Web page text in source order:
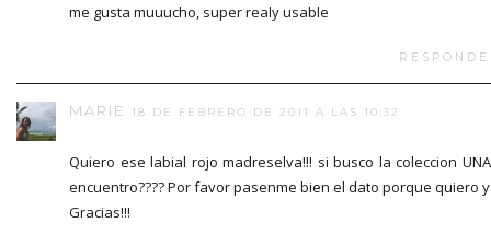
me gusta muuucho, super realy usable
MARIE 18 DE FEBRERO DE 2011 A LAS 10:32
Quiero ese labial rojo madreselva!!! si busco la coleccion
encuentro???? Por favor pasenme bien el dato porque quiero
Gracias!!!